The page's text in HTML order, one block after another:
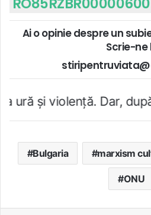
Ai o opinie despre un
Scrie-ne
Dar, după
Bulgaria marxism
ONU